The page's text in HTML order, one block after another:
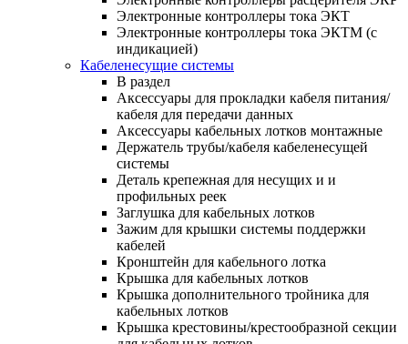
Электронные контроллеры тока ЭКТ
Электронные контроллеры тока ЭКТМ (с
индикацией)
Кабеленесущие системы
В раздел
Аксессуары для прокладки кабеля питания/
кабеля для передачи данных
Аксессуары кабельных лотков монтажные
Держатель трубы/кабеля кабеленесущей
системы
Деталь крепежная для несущих и и
профильных реек
Заглушка для кабельных лотков
Зажим для крышки системы поддержки
кабелей
Кронштейн для кабельного лотка
Крышка для кабельных лотков
Крышка дополнительного тройника для
кабельных лотков
Крышка крестовины/крестообразной секции